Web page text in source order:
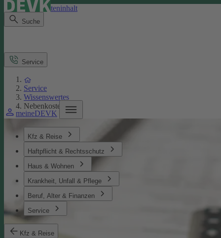
Direkt zum Seiteninhalt
Suche
meineDEVK
Kfz & Reise
Haftpflicht & Rechtsschutz
Haus & Wohnen
Krankheit, Unfall & Pflege
Beruf, Alter & Finanzen
Service
Kfz & Reise
Service
Service
Wissenswertes
Nebenkosten